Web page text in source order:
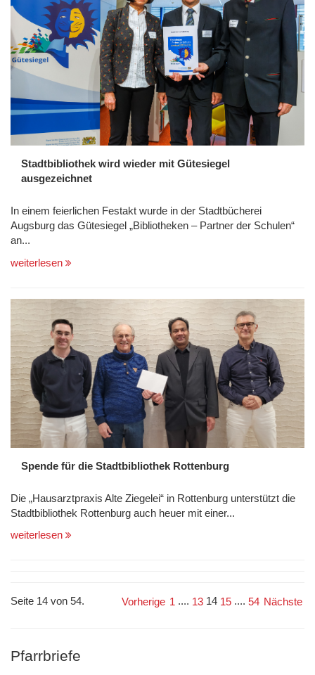
Stadtbibliothek wird wieder mit Gütesiegel
ausgezeichnet
In einem feierlichen Festakt wurde in der Stadtbücherei
Augsburg das Gütesiegel „Bibliotheken – Partner der Schulen“
an...
weiterlesen
Spende für die Stadtbibliothek Rottenburg
Die „Hausarztpraxis Alte Ziegelei“ in Rottenburg unterstützt die
Stadtbibliothek Rottenburg auch heuer mit einer...
weiterlesen
Seite 14 von 54. Vorherige 1 .... 13 14 15 .... 54 Nächste
Pfarrbriefe